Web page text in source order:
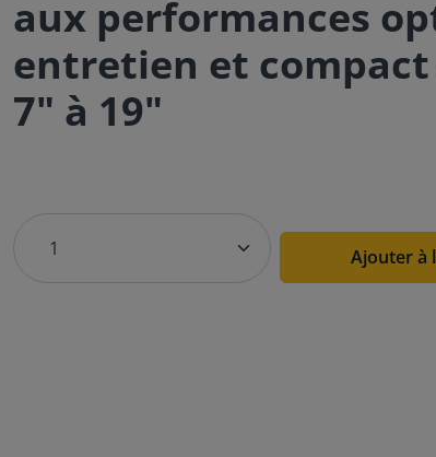
aux performances
entretien et compact
7" à 19"
Ajouter à